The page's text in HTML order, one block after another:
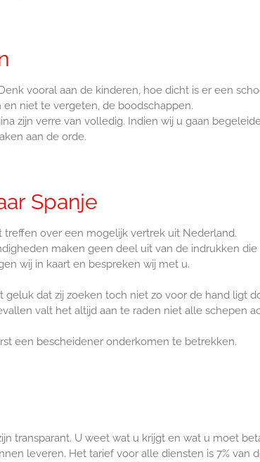
vooral aan de kinderen, hoe dicht is er een
niet te vergeten, de boodschappen.
zijn verre van volledig. Indien wij u gaan
aan de orde.
Spanje
treffen over een mogelijk vertrek uit Nederland.
maken geen deel uit van de indrukken die
wij in kaart en bespreken wij met u.
dat zij zoeken toch niet zo voor de hand ligt
valt het altijd aan te raden niet alle schepen
een bescheidener onderkomen te betrekken.
transparant. U weet wat u krijgt en wat u moet
leveren. Het tarief voor alle diensten is 7% van